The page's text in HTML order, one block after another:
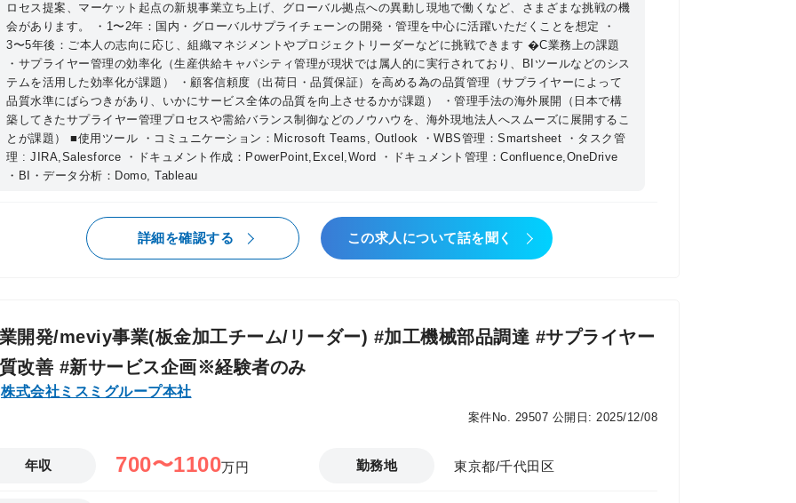
（現地調達メーカー開発、最適調達フローの確立）にも注力していきます。 お客
様、協力サプライヤー様の声/要望を聴き、サービス向上を推進することで、meviy
を世界最高のモノづくりオンデマンドサービスにすることを目指しています。 �B
自組織の強み・事業責任者からのコメント等 “meviy”（メビー）は2019年に事業を
スタートし、弊社（＝ミスミ）の新規事業であり毎年高成長を遂げているビジネス
です。 パートーナーサクセスチームで大切にしているのは二点です。1つは 「お客
様の声＝Voice of Customer」を起点とし如何に早く新商品/新機能を市場リリースし
ていくかという事、そしてもう1つは 「サプライヤー様の声＝Voice of Supplier」 を
リース案件を持っており、一人ひとりが自らでPDCAを回してタスクを遂行していま
す。 その過程で求められるのは「考え抜き、挑み続ける」ことです。開発テーマを
です。部品の設計データ（3DCAD）をアップロードすると、AI が即時に価格と納期
を回答、製造プログラムの自動生成により最短１日出荷を実現しました。労働生産
性向上への貢献などが認められ、これまでに「第9回 ものづくり日本大賞 内閣総理
１.meviy事業を支えるパートナー工場に対する調達・生産改善業務（50%）
meviyで注文された製品を生産する自社工場およびパートナー工場の管理や、新たな
ロセス提案、マーケット起点の新規事業立ち上げ、グローバル拠点への異動し現地で働くなど、さまざまな挑戦の機
会があります。 ・1〜2年：国内・グローバルサプライチェーンの開発・管理を中心に活躍いただくことを想定 ・
3〜5年後：ご本人の志向に応じ、組織マネジメントやプロジェクトリーダーなどに挑戦できます �C業務上の課題
・サプライヤー管理の効率化（生産供給キャパシティ管理が現状では属人的に実行されており、BIツールなどのシス
テムを活用した効率化が課題） ・顧客信頼度（出荷日・品質保証）を高める為の品質管理（サプライヤーによって
品質水準にばらつきがあり、いかにサービス全体の品質を向上させるかが課題） ・管理手法の海外展開（日本で構
築してきたサプライヤー管理プロセスや需給バランス制御などのノウハウを、海外現地法人へスムーズに展開するこ
とが課題） ■使用ツール ・コミュニケーション：Microsoft Teams, Outlook ・WBS管理：Smartsheet ・タスク管
理 : JIRA,Salesforce ・ドキュメント作成：PowerPoint,Excel,Word ・ドキュメント管理：Confluence,OneDrive
・BI・データ分析：Domo, Tableau
詳細を確認する この求人について話を聞く
開発/meviy事業(板金加工チーム/リーダー) #加工機械部品調達 #サプライヤー
改善 #新サービス企画※経験者のみ
株式会社ミスミグループ本社
案件No. 29507 公開日: 2025/12/08
年収 700〜1100万円 勤務地 東京都/千代田区